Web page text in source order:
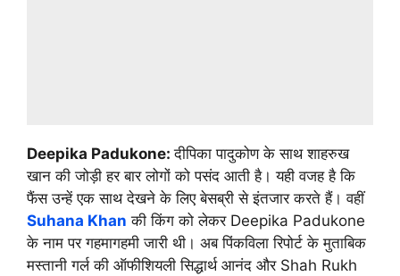
Deepika Padukone:दीपिका पादुकोण के साथ शाहरुख
खान की जोड़ी हर बार लोगों को पसंद आती है। यही वजह है कि
फैंस उन्हें एक साथ देखने के लिए बेसब्री से इंतजार करते हैं। वहीं
Suhana Khan की किंग को लेकर Deepika Padukone
के नाम पर गहमागहमी जारी थी। अब पिंकविला रिपोर्ट के मुताबिक
मस्तानी गर्ल की ऑफीशियली सिद्धार्थ आनंद और Shah Rukh